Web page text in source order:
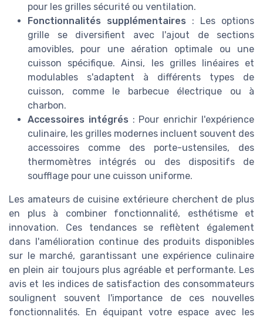
pour les grilles sécurité ou ventilation.
Fonctionnalités supplémentaires : Les options
grille se diversifient avec l'ajout de sections
amovibles, pour une aération optimale ou une
cuisson spécifique. Ainsi, les grilles linéaires et
modulables s'adaptent à différents types de
cuisson, comme le barbecue électrique ou à
charbon.
Accessoires intégrés : Pour enrichir l'expérience
culinaire, les grilles modernes incluent souvent des
accessoires comme des porte-ustensiles, des
thermomètres intégrés ou des dispositifs de
soufflage pour une cuisson uniforme.
Les amateurs de cuisine extérieure cherchent de plus
en plus à combiner fonctionnalité, esthétisme et
innovation. Ces tendances se reflètent également
dans l'amélioration continue des produits disponibles
sur le marché, garantissant une expérience culinaire
en plein air toujours plus agréable et performante. Les
avis et les indices de satisfaction des consommateurs
soulignent souvent l'importance de ces nouvelles
fonctionnalités. En équipant votre espace avec les